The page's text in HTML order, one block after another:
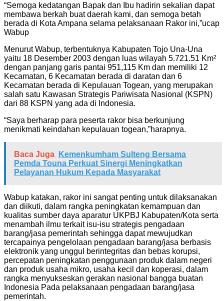
“Semoga kedatangan Bapak dan Ibu hadirin sekalian dapat
membawa berkah buat daerah kami, dan semoga betah
berada di Kota Ampana selama pelaksanaan Rakor ini,”ucap
Wabup
Menurut Wabup, terbentuknya Kabupaten Tojo Una-Una
yaitu 18 Desember 2003 dengan luas wilayah 5.721.51 Km²
dengan panjang garis pantai 951,115 Km dan memiliki 12
Kecamatan, 6 Kecamatan berada di daratan dan 6
Kecamatan berada di Kepulauan Togean, yang merupakan
salah satu Kawasan Strategis Pariwisata Nasional (KSPN)
dari 88 KSPN yang ada di Indonesia.
“Saya berharap para peserta rakor bisa berkunjung
menikmati keindahan kepulauan togean,”harapnya.
Baca Juga
Kemenkumham Sulteng Bersama
Pemda Touna Perkuat Sinergi Meningkatkan
Pelayanan Hukum Kepada Masyarakat
Wabup katakan, rakor ini sangat penting untuk dilaksanakan
dan diikuti, dalam rangka peningkatan kemampuan dan
kualitas sumber daya aparatur UKPBJ Kabupaten/Kota serta
menambah ilmu terkait isu-isu strategis pengadaan
barang/jasa pemerintah sehingga dapat mewujudkan
tercapainya pengelolaan pengadaan barang/jasa berbasis
elektronik yang unggul berintegritas dan bebas korupsi,
percepatan peningkatan penggunaan produk dalam negeri
dan produk usaha mikro, usaha kecil dan koperasi, dalam
rangka menyukseskan gerakan nasional bangga buatan
Indonesia Pada pelaksanaan pengadaan barang/jasa
pemerintah.